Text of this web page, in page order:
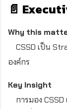
📄
Why this
CSSD เป็น
องค์กร
Key Insight
การมอง